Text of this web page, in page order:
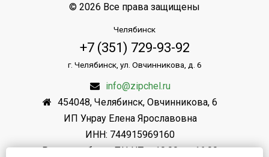
© 2026 Все права защищены
Челябинск
+7 (351) 729-93-92
г. Челябинск, ул. Овчинникова, д. 6
info@zipchel.ru
454048, Челябинск, Овчинникова, 6
ИП Унрау Елена Ярославовна
ИНН: 744915969160
Режим работы: ПН-ЧТ: с 10.00 до 16.00